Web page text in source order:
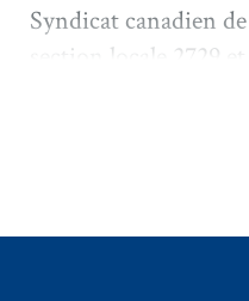
Syndicat canadien
section locale 2729
Tribunal d'arbitrage